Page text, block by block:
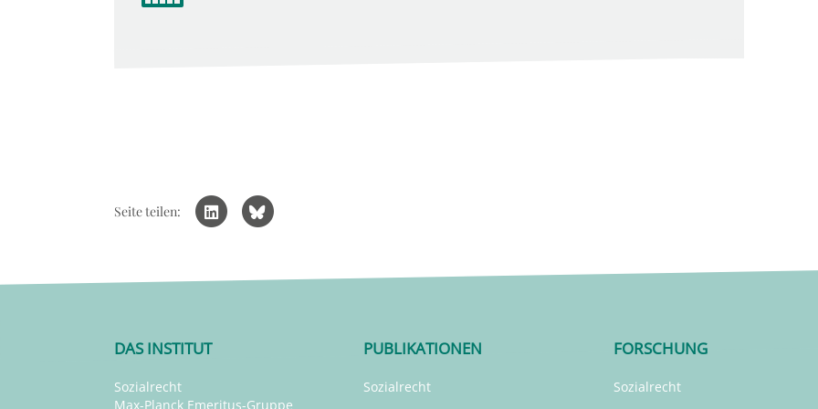
Seite teilen:
DAS INSTITUT
Sozialrecht
Max-Planck Emeritus-Gruppe
PUBLIKATIONEN
Sozialrecht
FORSCHUNG
Sozialrecht